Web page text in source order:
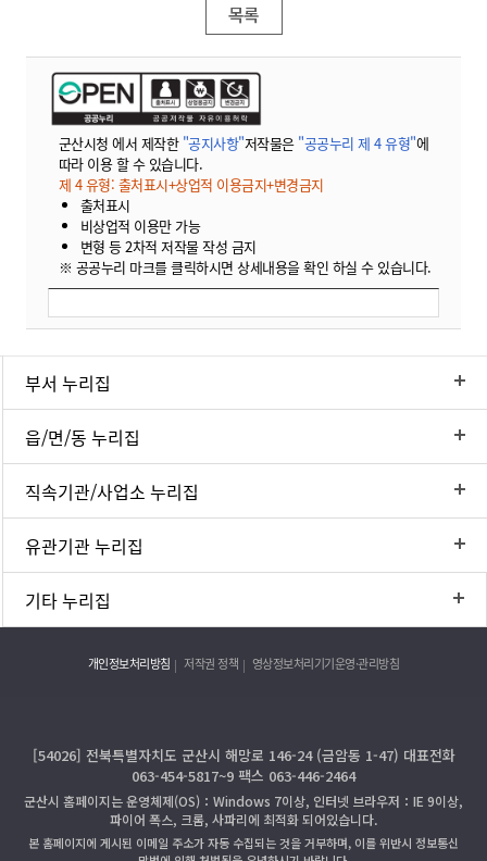
목록
군산시청 에서 제작한 "공지사항"저작물은 "공공누리 제 4 유형"에
따라 이용 할 수 있습니다.
제 4 유형: 출처표시+상업적 이용금지+변경금지
출처표시
비상업적 이용만 가능
변형 등 2차적 저작물 작성 금지
※ 공공누리 마크를 클릭하시면 상세내용을 확인 하실 수 있습니다.
부서 누리집
읍/면/동 누리집
직속기관/사업소 누리집
유관기관 누리집
기타 누리집
개인정보처리방침 저작권 정책 영상정보처리기기운영·관리방침
[54026] 전북특별자치도 군산시 해망로 146-24 (금암동 1-47) 대표전화
063-454-5817~9 팩스 063-446-2464
군산시 홈페이지는 운영체제(OS)：Windows 7이상, 인터넷 브라우저：IE 9이상,
파이어 폭스, 크롬, 사파리에 최적화 되어있습니다.
본 홈페이지에 게시된 이메일 주소가 자동 수집되는 것을 거부하며, 이를 위반시 정보통신